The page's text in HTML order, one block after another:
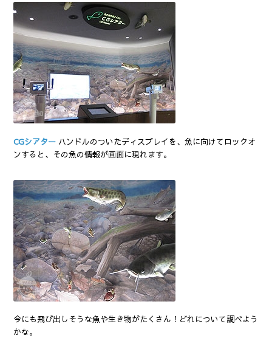
CGシアター ハンドルのついたディスプレイを、魚に向けてロックオ
ンすると、その魚の情報が画面に現れます。
今にも飛び出しそうな魚や生き物がたくさん！どれについて調べよう
かな。